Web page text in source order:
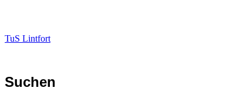
TuS Lintfort
Suchen